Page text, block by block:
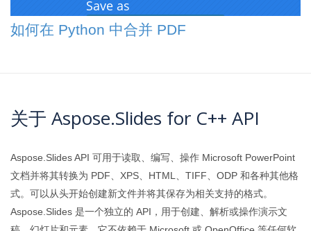
如何在 Python 中合并 PDF
关于 Aspose.Slides for C++ API
Aspose.Slides API 可用于读取、编写、操作 Microsoft PowerPoint
文档并将其转换为 PDF、XPS、HTML、TIFF、ODP 和各种其他格
式。可以从头开始创建新文件并将其保存为相关支持的格式。
Aspose.Slides 是一个独立的 API，用于创建、解析或操作演示文